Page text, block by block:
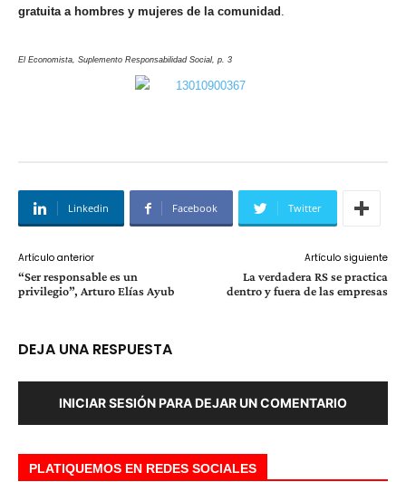
gratuita a hombres y mujeres de la comunidad .
El Economista, Suplemento Responsabilidad Social, p. 3
Linkedin Facebook Twitter
Artículo anterior
“Ser responsable es un
privilegio”, Arturo Elías Ayub
Artículo siguiente
La verdadera RS se practica
dentro y fuera de las empresas
DEJA UNA RESPUESTA
INICIAR SESIÓN PARA DEJAR UN COMENTARIO
PLATIQUEMOS EN REDES SOCIALES